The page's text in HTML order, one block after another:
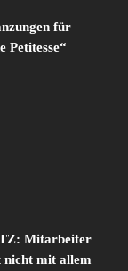
für
Petitesse“
Mitarbeiter
nicht mit allem